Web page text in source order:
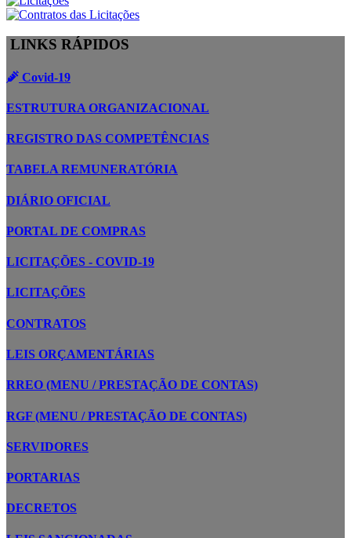
LINKS RÁPIDOS
Covid-19
ESTRUTURA ORGANIZACIONAL
REGISTRO DAS COMPETÊNCIAS
TABELA REMUNERATÓRIA
DIÁRIO OFICIAL
PORTAL DE COMPRAS
LICITAÇÕES - COVID-19
LICITAÇÕES
CONTRATOS
LEIS ORÇAMENTÁRIAS
RREO (MENU / PRESTAÇÃO DE CONTAS)
RGF (MENU / PRESTAÇÃO DE CONTAS)
SERVIDORES
PORTARIAS
DECRETOS